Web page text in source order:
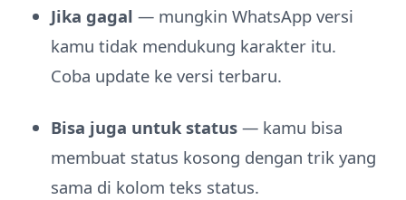
Jika gagal — mungkin WhatsApp versi
kamu tidak mendukung karakter itu.
Coba update ke versi terbaru.
Bisa juga untuk status — kamu bisa
membuat status kosong dengan trik yang
sama di kolom teks status.